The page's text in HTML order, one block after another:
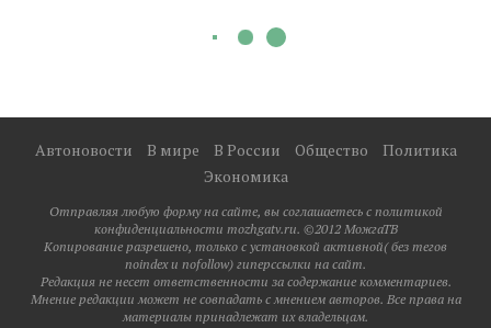
Автоновости В мире В России Общество
Политика
Экономика
Отправляя любую форму на сайте, вы соглашаетесь с политикой
конфиденциальности mozhgatv.ru. ©2012 МожгаТВ
Копирование разрешено, только с установкой активной( без тегов
noindex и nofollow) гиперссылки на сайт.
Редакция не несет ответственности за содержание комментариев.
Мнение редакции может не совпадать с мнением авторов. Все права на
материалы принадлежат их владельцам.